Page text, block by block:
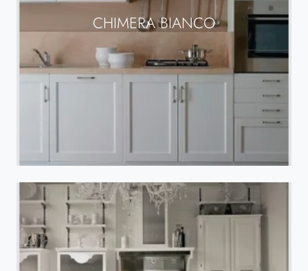
CHIMERA BIANCO